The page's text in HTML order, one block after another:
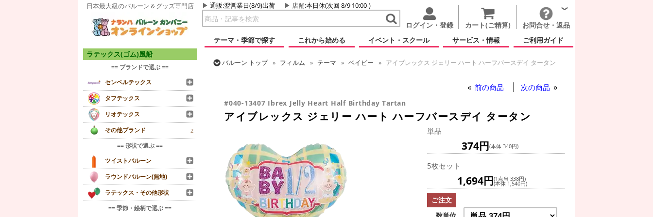
日本最大級のバルーン＆グッズ専門店 通販:翌営業日(8/9)出荷 店舗:本日休(次回 8/9 10:00-)
ログイン・登録 カート(ご精算)
お問合せ・返品
テーマ・季節で探す
これから始める イベント・スクール サービス・情報 ご利用ガイド
ラテックス(ゴム)風船
== ブランドで選ぶ ==
センペルテックス
タフテックス
リオテックス
その他ブランド
2
== 形状で選ぶ ==
ツイストバルーン
ラウンドバルーン(無地)
ラテックス・その他形状
== 季節・絵柄で選ぶ ==
バルーン トップ フィルム テーマ ベイビー
アイブレックス ジェリー ハート ハーフバースデイ タータン
前の商品 次の商品
#040-13407 Ibrex Jelly Heart Half Birthday Tartan
アイブレックス ジェリー ハート ハーフバースデイ タータン
単品
374円(本体 340円)
5枚セット
1,694円(1点当 338円)
(本体 1,540円)
ご注文